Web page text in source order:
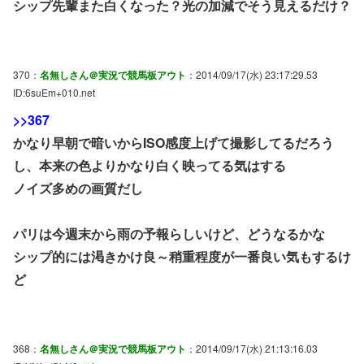
シップ先輩また白くなった？光の加減でそう見えるだけ？
370： 名無しさん＠実況で競馬板アウト ：2014/09/17(水) 23:17:29.53
ID:6suEm+010.net
>>367
かなり早朝で暗いからISO感度上げて撮影してるだろう
し、本来の色よりかなり白く映ってる気はする
ノイズ多めの画質だし
パリは今週末から雨の予報らしいけど、どうなるかな
シップ的には渇きかけ良～稍重程度が一番良い気もするけ
ど
368： 名無しさん＠実況で競馬板アウト ：2014/09/17(水) 21:13:16.03